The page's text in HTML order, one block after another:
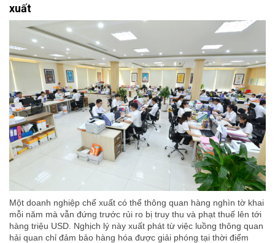
xuất
Một doanh nghiệp chế xuất có thể thông quan hàng nghìn tờ khai
mỗi năm mà vẫn đứng trước rủi ro bị truy thu và phạt thuế lên tới
hàng triệu USD. Nghịch lý này xuất phát từ việc luồng thông quan
hải quan chỉ đảm bảo hàng hóa được giải phóng tại thời điểm